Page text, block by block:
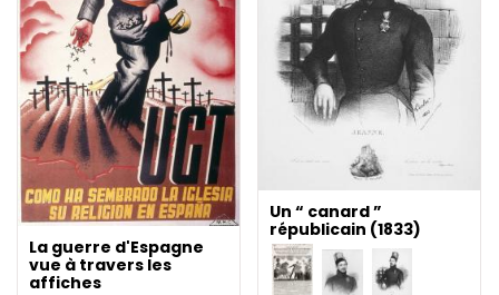
Un “ canard ”
républicain (1833)
La guerre d'Espagne
vue à travers les
affiches